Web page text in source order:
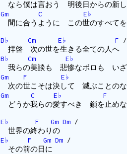
なら僕は言おう 明後日からの新し
Gm
C E♭
間に合うように この世のすべてを
B♭ Cm E♭ F /
拝啓 次の世を生きる全ての人へ
B♭
Cm E♭
我らの美談も 悲惨なボロも いざ
Gm
F E♭
次の世こそは決して 滅ぶことのな
Gm
C E♭ F
どうか我らの愛すべき 鎖を止め
E♭ F Gm Dm /
世界の終わりの
E♭
F Gm Dm /
その前の日に